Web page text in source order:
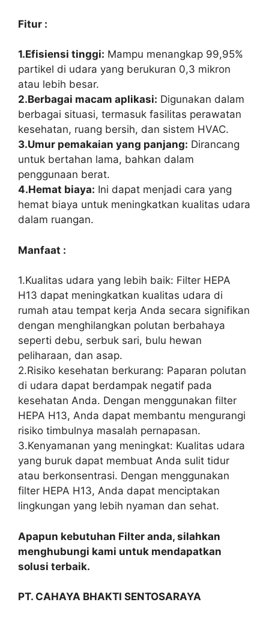
Fitur :
1.Efisiensi tinggi: Mampu menangkap 99,95%
partikel di udara yang berukuran 0,3 mikron
atau lebih besar.
2.Berbagai macam aplikasi: Digunakan dalam
berbagai situasi, termasuk fasilitas perawatan
kesehatan, ruang bersih, dan sistem HVAC.
3.Umur pemakaian yang panjang: Dirancang
untuk bertahan lama, bahkan dalam
penggunaan berat.
4.Hemat biaya: Ini dapat menjadi cara yang
hemat biaya untuk meningkatkan kualitas udara
dalam ruangan.
Manfaat :
1.Kualitas udara yang lebih baik: Filter HEPA
H13 dapat meningkatkan kualitas udara di
rumah atau tempat kerja Anda secara signifikan
dengan menghilangkan polutan berbahaya
seperti debu, serbuk sari, bulu hewan
peliharaan, dan asap.
2.Risiko kesehatan berkurang: Paparan polutan
di udara dapat berdampak negatif pada
kesehatan Anda. Dengan menggunakan filter
HEPA H13, Anda dapat membantu mengurangi
risiko timbulnya masalah pernapasan.
3.Kenyamanan yang meningkat: Kualitas udara
yang buruk dapat membuat Anda sulit tidur
atau berkonsentrasi. Dengan menggunakan
filter HEPA H13, Anda dapat menciptakan
lingkungan yang lebih nyaman dan sehat.
Apapun kebutuhan Filter anda, silahkan
menghubungi kami untuk mendapatkan
solusi terbaik.
PT. CAHAYA BHAKTI SENTOSARAYA